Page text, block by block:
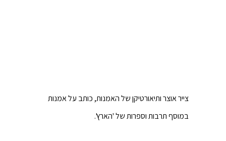
צייר אוצר ותיאורטיקן של האמנות, כותב על אמנות
במוסף תרבות וספרות של 'הארץ'.